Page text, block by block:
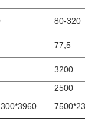
80-320
77,5
3200
2500